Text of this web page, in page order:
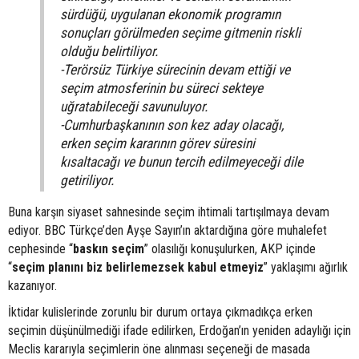
sürdüğü, uygulanan ekonomik programın
sonuçları görülmeden seçime gitmenin riskli
olduğu belirtiliyor.
-Terörsüz Türkiye sürecinin devam ettiği ve
seçim atmosferinin bu süreci sekteye
uğratabileceği savunuluyor.
-Cumhurbaşkanının son kez aday olacağı,
erken seçim kararının görev süresini
kısaltacağı ve bunun tercih edilmeyeceği dile
getiriliyor.
Buna karşın siyaset sahnesinde seçim ihtimali tartışılmaya devam
ediyor. BBC Türkçe’den Ayşe Sayın’ın aktardığına göre muhalefet
cephesinde “baskın seçim” olasılığı konuşulurken, AKP içinde
“seçim planını biz belirlemezsek kabul etmeyiz” yaklaşımı ağırlık
kazanıyor.
İktidar kulislerinde zorunlu bir durum ortaya çıkmadıkça erken
seçimin düşünülmediği ifade edilirken, Erdoğan’ın yeniden adaylığı için
Meclis kararıyla seçimlerin öne alınması seçeneği de masada